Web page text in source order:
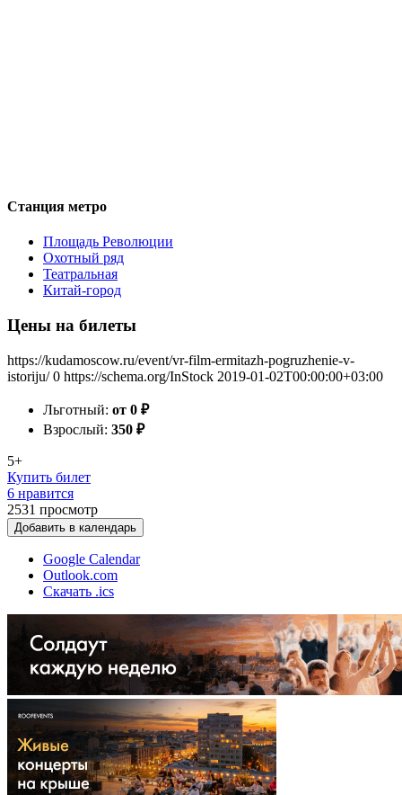
Станция метро
Площадь Революции
Охотный ряд
Театральная
Китай-город
Цены на билеты
https://kudamoscow.ru/event/vr-film-ermitazh-pogruzhenie-v-
istoriju/ 0 https://schema.org/InStock 2019-01-02T00:00:00+03:00
Льготный: от 0 ₽
Взрослый: 350 ₽
5+
Купить билет
6 нравится
2531 просмотр
Добавить в календарь
Google Calendar
Outlook.com
Скачать .ics